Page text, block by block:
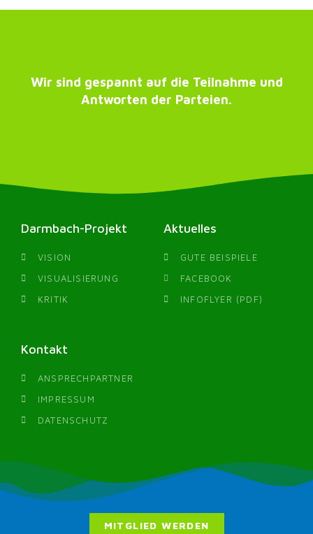
Wir sind gespannt auf die Teilnahme und
Antworten der Parteien.
Darmbach-Projekt
VISION
VISUALISIERUNG
KRITIK
Aktuelles
GUTE BEISPIELE
FACEBOOK
INFOFLYER (PDF)
Kontakt
ANSPRECHPARTNER
IMPRESSUM
DATENSCHUTZ
MITGLIED WERDEN